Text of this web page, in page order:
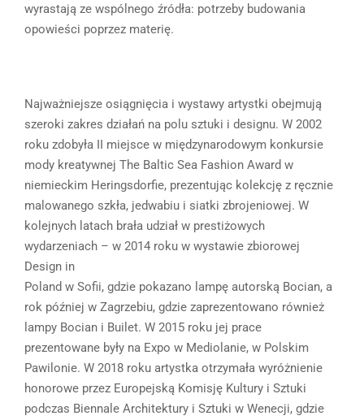
wyrastają ze wspólnego źródła: potrzeby budowania
opowieści poprzez materię.
Najważniejsze osiągnięcia i wystawy artystki obejmują
szeroki zakres działań na polu sztuki i designu. W 2002
roku zdobyła II miejsce w międzynarodowym konkursie
mody kreatywnej The Baltic Sea Fashion Award w
niemieckim Heringsdorfie, prezentując kolekcję z ręcznie
malowanego szkła, jedwabiu i siatki zbrojeniowej. W
kolejnych latach brała udział w prestiżowych
wydarzeniach – w 2014 roku w wystawie zbiorowej
Design in
Poland w Sofii, gdzie pokazano lampę autorską Bocian, a
rok później w Zagrzebiu, gdzie zaprezentowano również
lampy Bocian i Builet. W 2015 roku jej prace
prezentowane były na Expo w Mediolanie, w Polskim
Pawilonie. W 2018 roku artystka otrzymała wyróżnienie
honorowe przez Europejską Komisję Kultury i Sztuki
podczas Biennale Architektury i Sztuki w Wenecji, gdzie